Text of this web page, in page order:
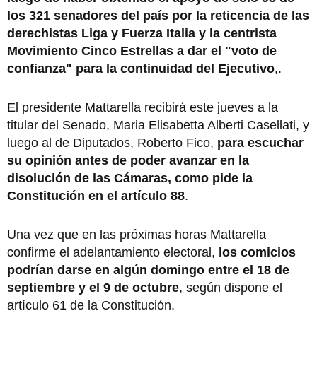
los 321 senadores del país por la reticencia de las
derechistas Liga y Fuerza Italia y la centrista
Movimiento Cinco Estrellas a dar el "voto de
confianza" para la continuidad del Ejecutivo,.
El presidente Mattarella recibirá este jueves a la
titular del Senado, Maria Elisabetta Alberti Casellati, y
luego al de Diputados, Roberto Fico, para escuchar
su opinión antes de poder avanzar en la
disolución de las Cámaras, como pide la
Constitución en el artículo 88.
Una vez que en las próximas horas Mattarella
confirme el adelantamiento electoral, los comicios
podrían darse en algún domingo entre el 18 de
septiembre y el 9 de octubre, según dispone el
artículo 61 de la Constitución.